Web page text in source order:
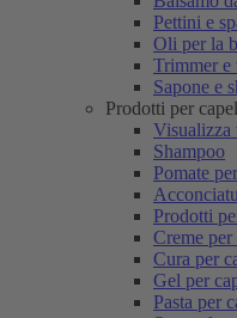
Pettini e
Oli per la
Trimmer e
Sapone e
Prodotti per
Visualizza
Shampoo
Pomate
Prodotti
Creme per
Cura per
Gel per
Pasta per